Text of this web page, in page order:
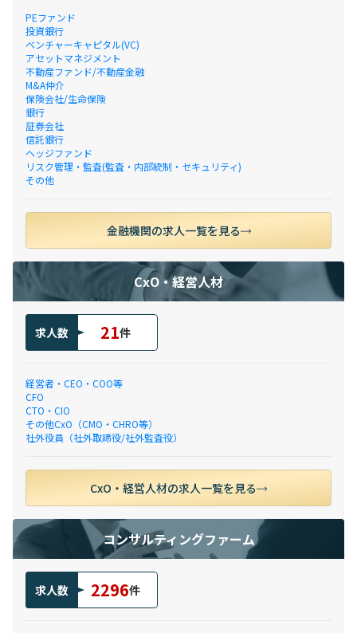
PEファンド
投資銀行
ベンチャーキャピタル(VC)
アセットマネジメント
不動産ファンド/不動産金融
M&A仲介
保険会社/生命保険
銀行
証券会社
信託銀行
ヘッジファンド
リスク管理・監査(監査・内部統制・セキュリティ)
その他
金融機関の求人一覧を見る
CxO・経営人材
求人数 21件
経営者・CEO・COO等
CFO
CTO・CIO
その他CxO（CMO・CHRO等）
社外役員（社外取締役/社外監査役）
CxO・経営人材の求人一覧を見る
コンサルティングファーム
求人数 2296件